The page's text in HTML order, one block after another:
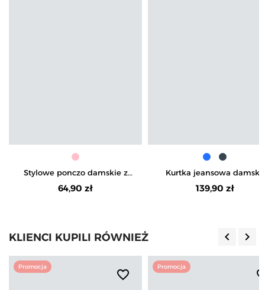
Stylowe ponczo damskie z
kieszeniami
64,90 zł
Kurtka jeansowa damska
klasyczna
139,90 zł
KLIENCI KUPILI RÓWNIEŻ keyboard_arrow_left keyboard_arrow_right
Promocja
favorite_border
Promocja